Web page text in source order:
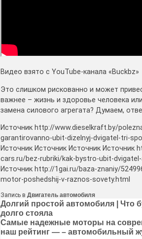
Видео взято с YouTube-канала «Buckbz»
Это слишком рискованно и может
важнее – жизнь и здоровье человека
замена силового агрегата? Думаем,
Источник http://www.dieselkraft.by/
garantirovanno-ubit-dizelnyj-dvigatel-tri-
Источник Источник Источник Источник
cars.ru/bez-rubriki/kak-bystro-ubit-
Источник http://1gai.ru/baza-znaniy/
motor-poshedshij-v-raznos-sovety.html
Запись в Двигатель автомобиля
Навигация
по
записям
Долгий простой автомобиля | Что
долго стояла
Самые надежные моторы на
наш рейтинг — – автомобильный